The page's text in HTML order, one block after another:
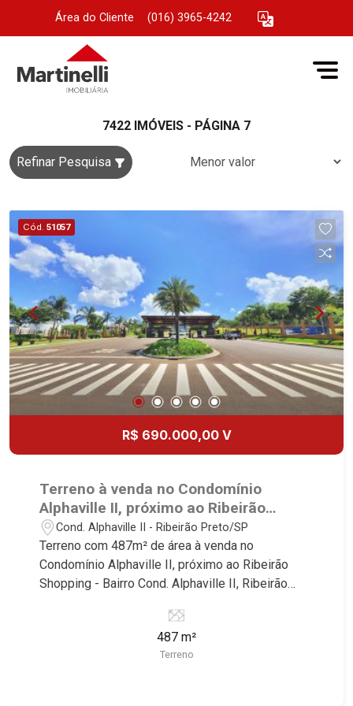
Área do Cliente (016) 3965-4242
7422 IMÓVEIS - PÁGINA 7
Refinar Pesquisa
Cód. 51057
R$ 690.000,00 V
Terreno à venda no Condomínio
Alphaville II, próximo ao Ribeirão
Shopping - Ribeirão Preto/SP.
Cond. Alphaville II - Ribeirão Preto/SP
Terreno com 487m² de área à venda no
Condomínio Alphaville II, próximo ao Ribeirão
Shopping - Bairro Cond. Alphaville II, Ribeirão
imóvel que a Martinelli Imobiliária selecionou
Condomínio fechado - Portaria 24ht - Alto padrão
487 m²
Terreno